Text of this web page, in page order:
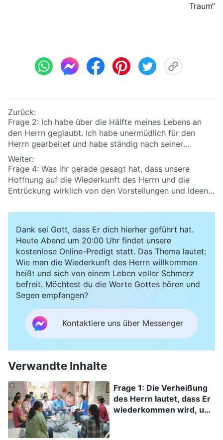
Traum“
Zurück:
Frage 2: Ich habe über die Hälfte meines Lebens an
den Herrn geglaubt. Ich habe unermüdlich für den
Herrn gearbeitet und habe ständig nach seiner
Wiederkunft Ausschau gehalten. Wenn der Herr
gekommen ist, warum habe ich Seine Offenbarung
dann nicht erhalten? Hat Er mich verlassen? Das hat
mich sehr verwirrt. Wie erklärt ihr das?
Weiter:
Frage 4: Was ihr gerade gesagt hat, dass unsere
Hoffnung auf die Wiederkunft des Herrn und die
Entrückung wirklich von den Vorstellungen und Ideen
bereits ernsthaft betrogen. Davon abgesehen, wie
Entrückung warten? Könnt ihr das ein wenig genauer
erklären?
Dank sei Gott, dass Er dich hierher geführt hat.
Heute Abend um 20:00 Uhr findet unsere
kostenlose Online-Predigt statt. Das Thema lautet:
Wie man die Wiederkunft des Herrn willkommen
heißt und sich von einem Leben voller Schmerz
befreit. Möchtest du die Worte Gottes hören und
Segen empfangen?
Kontaktiere uns über Messenger
Verwandte Inhalte
Frage 1: Die Verheißung
des Herrn lautet, dass Er
wiederkommen wird, um